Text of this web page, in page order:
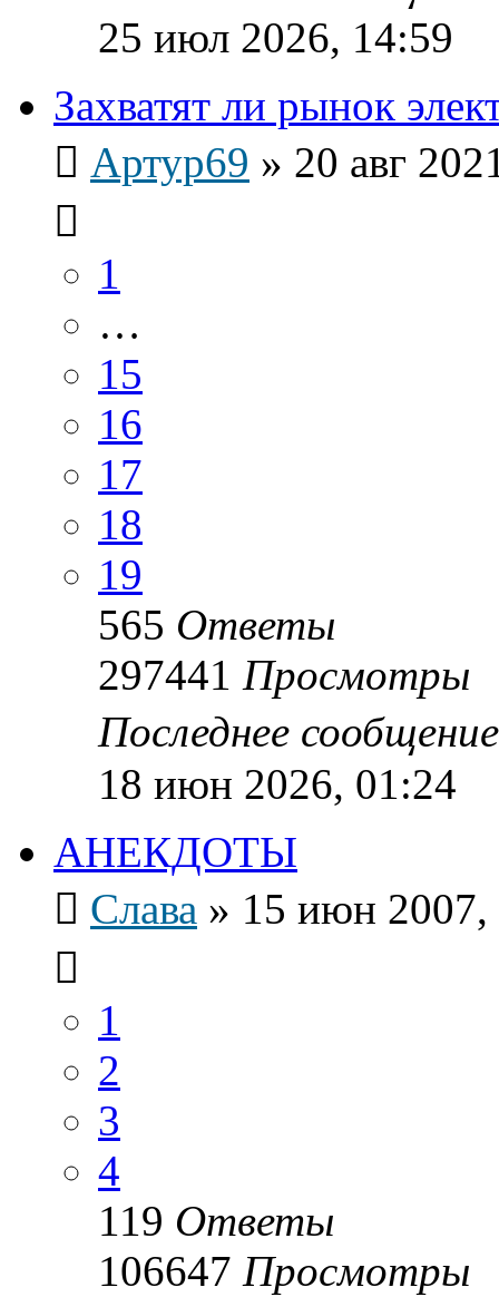
25 июл 2026, 14:59
Захватят ли рынок
Артур69 » 20 авг
1
…
15
16
17
18
19
565 Ответы
297441 Просмотры
Последнее
18 июн 2026, 01:24
АНЕКДОТЫ
Слава » 15 июн 2007,
1
2
3
4
119 Ответы
106647 Просмотры